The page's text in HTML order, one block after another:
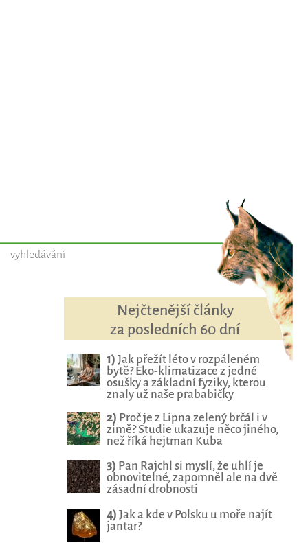
vyhledávání
Nejčtenější články
za posledních 60 dní
1) Jak přežít léto v rozpáleném
bytě? Eko-klimatizace z jedné
osušky a základní fyziky, kterou
znaly už naše prababičky
2) Proč je z Lipna zelený brčál i v
zimě? Studie ukazuje něco jiného,
než říká hejtman Kuba
3) Pan Rajchl si myslí, že uhlí je
obnovitelné, zapomněl ale na dvě
zásadní drobnosti
4) Jak a kde v Polsku u moře najít
jantar?